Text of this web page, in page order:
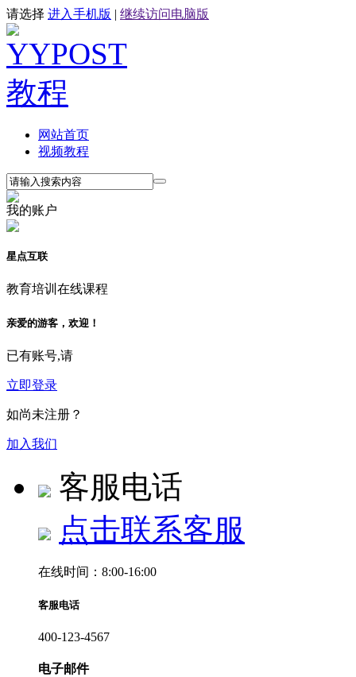
请选择 进入手机版 | 继续访问电脑版
网站首页
视频教程
我的账户
星点互联
教育培训在线课程
亲爱的游客，欢迎！
已有账号,请
立即登录
如尚未注册？
加入我们
客服电话
点击联系客服
在线时间：8:00-16:00
客服电话
400-123-4567
电子邮件